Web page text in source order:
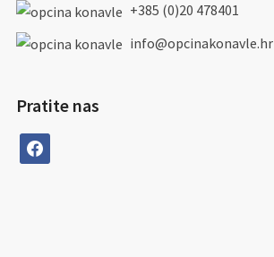
+385 (0)20 478401
info@opcinakonavle.hr
Pratite nas
facebook